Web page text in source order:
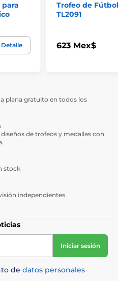
para
Detalle
Trofeo de
TL2091
623 Mex$
plana gratuito en todos los
de trofeos y medallas con
stock
independientes
Iniciar sesión
de datos personales